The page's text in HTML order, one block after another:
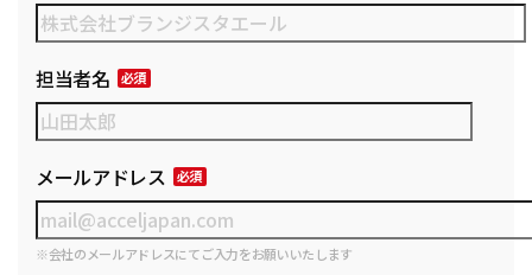
担当者名
メールアドレス
※会社のメールアドレスにてご入力をお願いいたします